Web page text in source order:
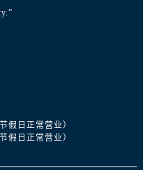
假日正常营业）
假日正常营业）